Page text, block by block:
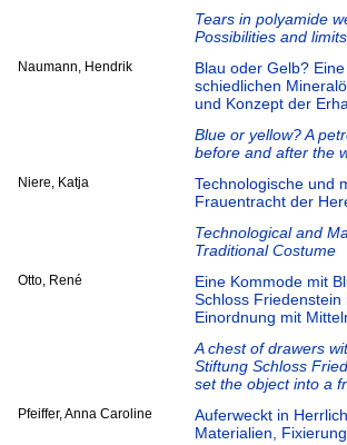
Tears in polyamide
Possibilities and
Naumann, Hendrik
Blau oder Gelb?
schiedlichen
und Konzept der
Blue or yellow? A
before and after the
Niere, Katja
Technologische und
Frauentracht der
Technological and
Traditional Costume
Otto, René
Eine Kommode mit
Schloss
Einordnung mit
A chest of drawers
Stiftung Schloss
set the object into a
Pfeiffer, Anna Caroline
Auferweckt in
Materialien,